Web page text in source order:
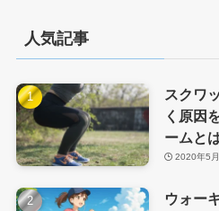
人気記事
スクワ
く原因
ームと
2020年5
ウォー